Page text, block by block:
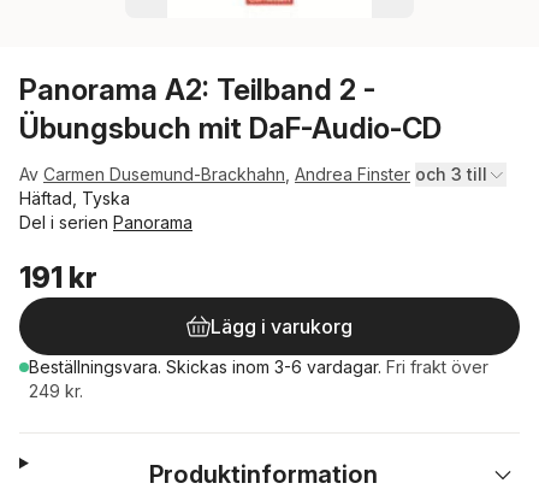
Panorama A2: Teilband 2 -
Übungsbuch mit DaF-Audio-CD
Av Carmen Dusemund-Brackhahn Andrea Finster och 3 till
Häftad, Tyska
Del i serien Panorama
191 kr
Lägg i varukorg
Beställningsvara. Skickas inom 3-6 vardagar. Fri frakt över
249 kr.
Produktinformation